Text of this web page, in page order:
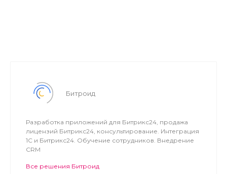
Битроид
Разработка приложений для Битрикс24, продажа
лицензий Битрикс24, консультирование. Интеграция
1С и Битрикс24. Обучение сотрудников. Внедрение
CRM
Все решения Битроид